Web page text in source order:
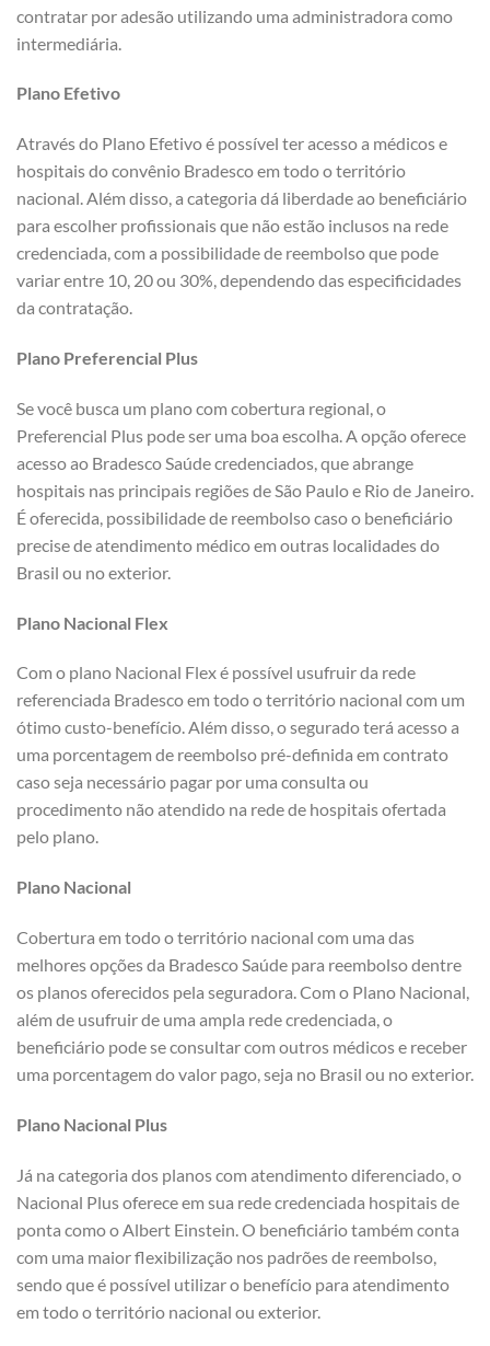
contratar por adesão utilizando uma administradora como
intermediária.
Plano Efetivo
Através do Plano Efetivo é possível ter acesso a médicos e
hospitais do convênio Bradesco em todo o território
nacional. Além disso, a categoria dá liberdade ao beneficiário
para escolher profissionais que não estão inclusos na rede
credenciada, com a possibilidade de reembolso que pode
variar entre 10, 20 ou 30%, dependendo das especificidades
da contratação.
Plano Preferencial Plus
Se você busca um plano com cobertura regional, o
Preferencial Plus pode ser uma boa escolha. A opção oferece
acesso ao Bradesco Saúde credenciados, que abrange
hospitais nas principais regiões de São Paulo e Rio de Janeiro.
É oferecida, possibilidade de reembolso caso o beneficiário
precise de atendimento médico em outras localidades do
Brasil ou no exterior.
Plano Nacional Flex
Com o plano Nacional Flex é possível usufruir da rede
referenciada Bradesco em todo o território nacional com um
ótimo custo-benefício. Além disso, o segurado terá acesso a
uma porcentagem de reembolso pré-definida em contrato
caso seja necessário pagar por uma consulta ou
procedimento não atendido na rede de hospitais ofertada
pelo plano.
Plano Nacional
Cobertura em todo o território nacional com uma das
melhores opções da Bradesco Saúde para reembolso dentre
os planos oferecidos pela seguradora. Com o Plano Nacional,
além de usufruir de uma ampla rede credenciada, o
beneficiário pode se consultar com outros médicos e receber
uma porcentagem do valor pago, seja no Brasil ou no exterior.
Plano Nacional Plus
Já na categoria dos planos com atendimento diferenciado, o
Nacional Plus oferece em sua rede credenciada hospitais de
ponta como o Albert Einstein. O beneficiário também conta
com uma maior flexibilização nos padrões de reembolso,
sendo que é possível utilizar o benefício para atendimento
em todo o território nacional ou exterior.